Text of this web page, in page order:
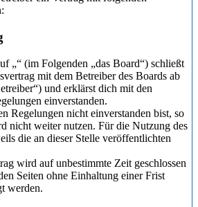
„“ (im Folgenden „das Board“) schließt
mit dem Betreiber des Boards ab
und erklärst dich mit den
einverstanden.
Regelungen nicht einverstanden bist, so
nicht weiter nutzen. Für die Nutzung des
die an dieser Stelle veröffentlichten
wird auf unbestimmte Zeit geschlossen
Seiten ohne Einhaltung einer Frist
werden.